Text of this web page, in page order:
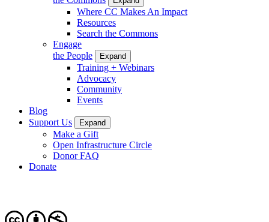
Where CC Makes An Impact
Resources
Search the Commons
Engage
the People
Expand
Training + Webinars
Advocacy
Community
Events
Blog
Support Us
Expand
Make a Gift
Open Infrastructure Circle
Donor FAQ
Donate